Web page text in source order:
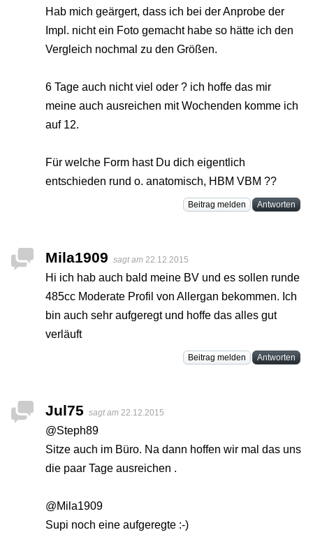
Hab mich geärgert, dass ich bei der Anprobe der
Impl. nicht ein Foto gemacht habe so hätte ich den
Vergleich nochmal zu den Größen.
6 Tage auch nicht viel oder ? ich hoffe das mir
meine auch ausreichen mit Wochenden komme ich
auf 12.
Für welche Form hast Du dich eigentlich
entschieden rund o. anatomisch, HBM VBM ??
Beitrag melden Antworten
Mila1909 sagt am 22.12.2015
Hi ich hab auch bald meine BV und es sollen runde
485cc Moderate Profil von Allergan bekommen. Ich
bin auch sehr aufgeregt und hoffe das alles gut
verläuft
Beitrag melden Antworten
Jul75 sagt am 22.12.2015
@Steph89
Sitze auch im Büro. Na dann hoffen wir mal das uns
die paar Tage ausreichen .
@Mila1909
Supi noch eine aufgeregte :-)